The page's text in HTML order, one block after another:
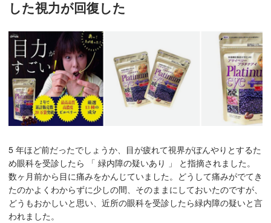
した視力が回復した
5 年ほど前だったでしょうか、目が疲れて視界がぼんやりとするた
め眼科を受診したら 「 緑内障の疑いあり 」 と指摘されました。
数ヶ月前から目に痛みをかんじていました。どうして痛みがでてき
たのかよくわからずに少しの間、そのままにしておいたのですが、
どうもおかしいと思い、近所の眼科を受診したら緑内障の疑いと言
われました。